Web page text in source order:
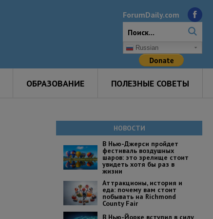
ForumDaily.com
Russian
ОБРАЗОВАНИЕ ПОЛЕЗНЫЕ СОВЕТЫ
НОВОСТИ
В Нью-Джерси пройдет
фестиваль воздушных
шаров: это зрелище стоит
увидеть хотя бы раз в
жизни
Аттракционы, история и
еда: почему вам стоит
побывать на Richmond
County Fair
В Нью-Йорке вступил в силу